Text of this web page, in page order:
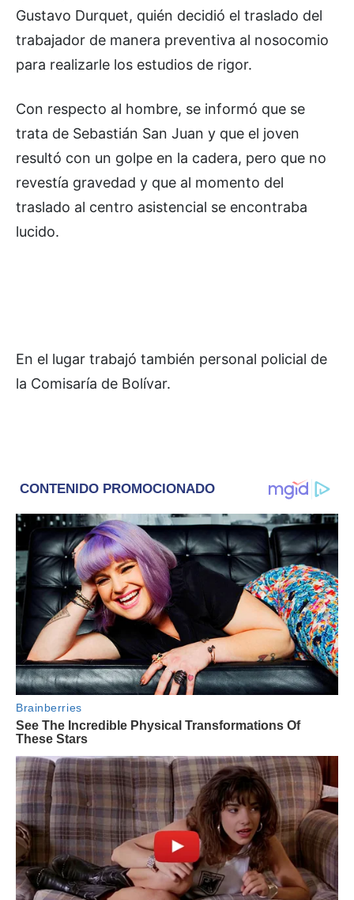
Gustavo Durquet, quién decidió el traslado del
trabajador de manera preventiva al nosocomio
para realizarle los estudios de rigor.
Con respecto al hombre, se informó que se
trata de Sebastián San Juan y que el joven
resultó con un golpe en la cadera, pero que no
revestía gravedad y que al momento del
traslado al centro asistencial se encontraba
lucido.
En el lugar trabajó también personal policial de
la Comisaría de Bolívar.